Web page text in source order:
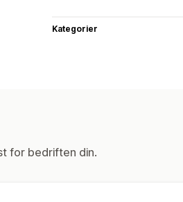
Kategorier
for bedriften din.